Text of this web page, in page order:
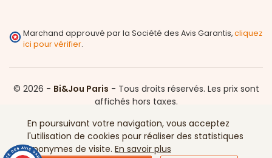
Marchand approuvé par la Société des Avis Garantis,cliquez
ici pour vérifier.
© 2026 - Bi&Jou Paris - Tous droits réservés. Les prix sont
affichés hors taxes.
En poursuivant votre navigation, vous acceptez
l'utilisation de cookies pour réaliser des statistiques
anonymes de visite. En savoir plus